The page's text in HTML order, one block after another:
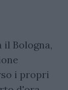
il Bologna,
i propri